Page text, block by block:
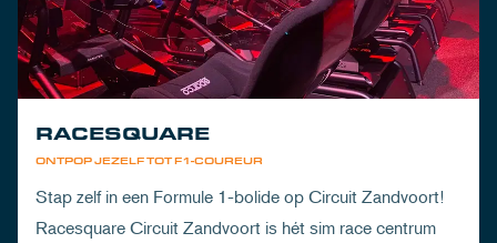
ONTPOP JEZELF TOT F1-COUREUR
RACESQUARE
Stap zelf in een Formule 1-bolide op Circuit Zandvoort!
Racesquare Circuit Zandvoort is hét sim race centrum